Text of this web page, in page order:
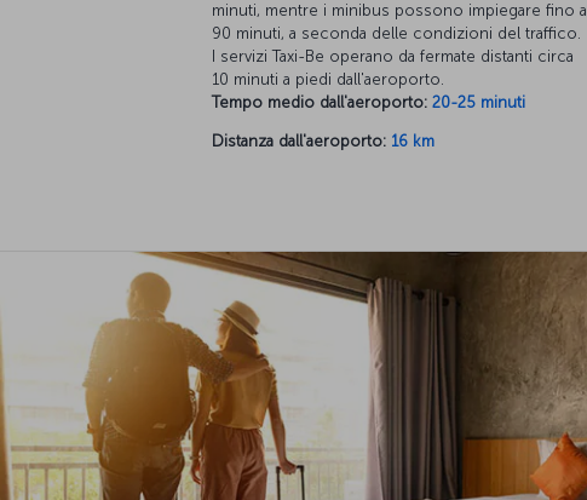
minuti, mentre i minibus possono impiegare fino a
90 minuti, a seconda delle condizioni del traffico.
I servizi Taxi-Be operano da fermate distanti circa
10 minuti a piedi dall'aeroporto.
Tempo medio dall'aeroporto: 20-25 minuti
Distanza dall'aeroporto: 16 km